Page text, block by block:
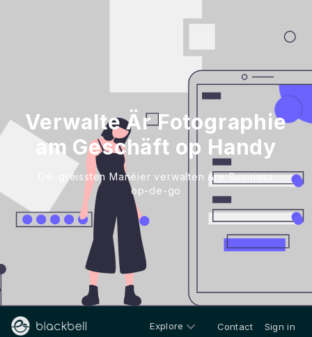
Verwalte Är Fotographie
am Geschäft op Handy
Déi gréissten Manéier verwalten Äre Business
op-de-go
Explore Contact Sign in